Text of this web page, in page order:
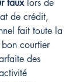
taux lors de
de crédit,
fait toute la
courtier
des